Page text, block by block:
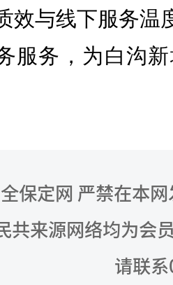
效与线下服务温
服务，为白沟
保定网 严禁在本
共来源网络均为会
请联